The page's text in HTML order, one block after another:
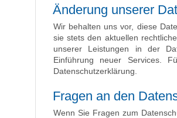
Änderung unserer
Wir behalten uns vor, diese
sie stets den aktuellen
unserer Leistungen in der
Einführung neuer Services.
Datenschutzerklärung.
Fragen an den
Wenn Sie Fragen zum